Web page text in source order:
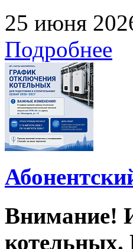
25 июня
Подробнее
Внимание!
котельных.